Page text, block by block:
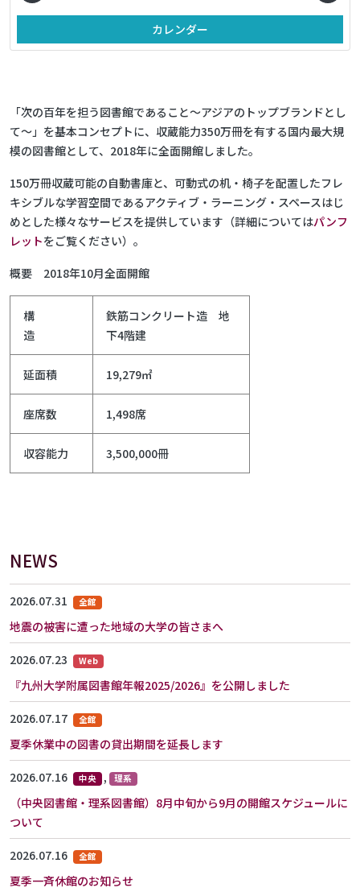
カレンダー
「次の百年を担う図書館であること～アジアのトップブランドとし
て～」を基本コンセプトに、収蔵能力350万冊を有する国内最大規
模の図書館として、2018年に全面開館しました。
150万冊収蔵可能の自動書庫と、可動式の机・椅子を配置したフレ
キシブルな学習空間であるアクティブ・ラーニング・スペースはじ
めとした様々なサービスを提供しています（詳細についてはパンフ
レットをご覧ください）。
概要 2018年10月全面開館
構
造
鉄筋コンクリート造 地
下4階建
延面積 19,279㎡
座席数 1,498席
収容能力 3,500,000冊
NEWS
2026.07.31 全館
地震の被害に遭った地域の大学の皆さまへ
2026.07.23 Web
『九州大学附属図書館年報2025/2026』を公開しました
2026.07.17 全館
夏季休業中の図書の貸出期間を延長します
2026.07.16 中央 , 理系
（中央図書館・理系図書館）8月中旬から9月の開館スケジュールに
ついて
2026.07.16 全館
夏季一斉休館のお知らせ